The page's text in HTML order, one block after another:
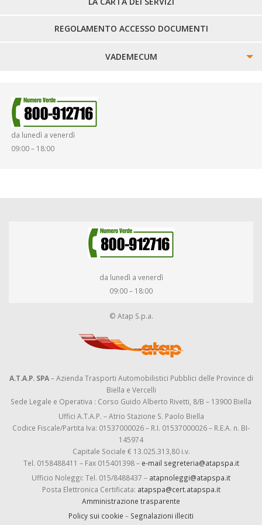
REGOLAMENTO ACCESSO DOCUMENTI
VADEMECUM
SMARRIMENTO OGGETTI
da lunedì a venerdì
09:00 – 18:00
da lunedì a venerdì
09:00 – 18:00
© Atap S.p.a.
A.T.A.P. SPA– Azienda Trasporti Automobilistici Pubblici delle Province di
Biella e Vercelli
Sede Legale e Operativa : Corso Guido Alberto Rivetti, 8/B – 13900 Biella
Uffici A.T.A.P. – Atrio Stazione S. Paolo Biella
Codice Fiscale/Partita Iva: 01537000026 – R.I. 01537000026 – R.E.A. n. BI-
145974
Capitale Sociale € 13.025.313,80 i.v.
Tel. 0158488411 – Fax 015401398 – e-mail segreteria@atapspa.it
Ufficio Noleggi: Tel. 015/8488437 – atapnoleggi@atapspa.it
Posta Elettronica Certificata: atapspa@cert.atapspa.it
Amministrazione trasparente
Policy sui cookie – Segnalazioni illeciti